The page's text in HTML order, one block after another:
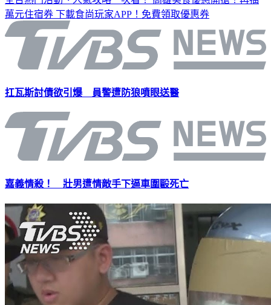
萬元住宿券 下載食尚玩家APP！免費領取優惠券
扛瓦斯討債欲引爆 員警遭防狼噴眼送醫
嘉義情殺！ 壯男遭情敵手下逼車圍毆死亡